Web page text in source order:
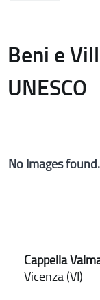
Beni e
UNESCO
No Images found.
Cappella
Vicenza (VI)